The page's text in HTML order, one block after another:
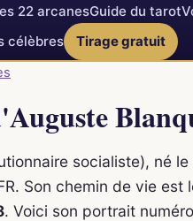
22 arcanesGuide du tarot
célèbres
Tirage gratuit
socialiste), né
Son chemin de vie est
. Voici son portrait